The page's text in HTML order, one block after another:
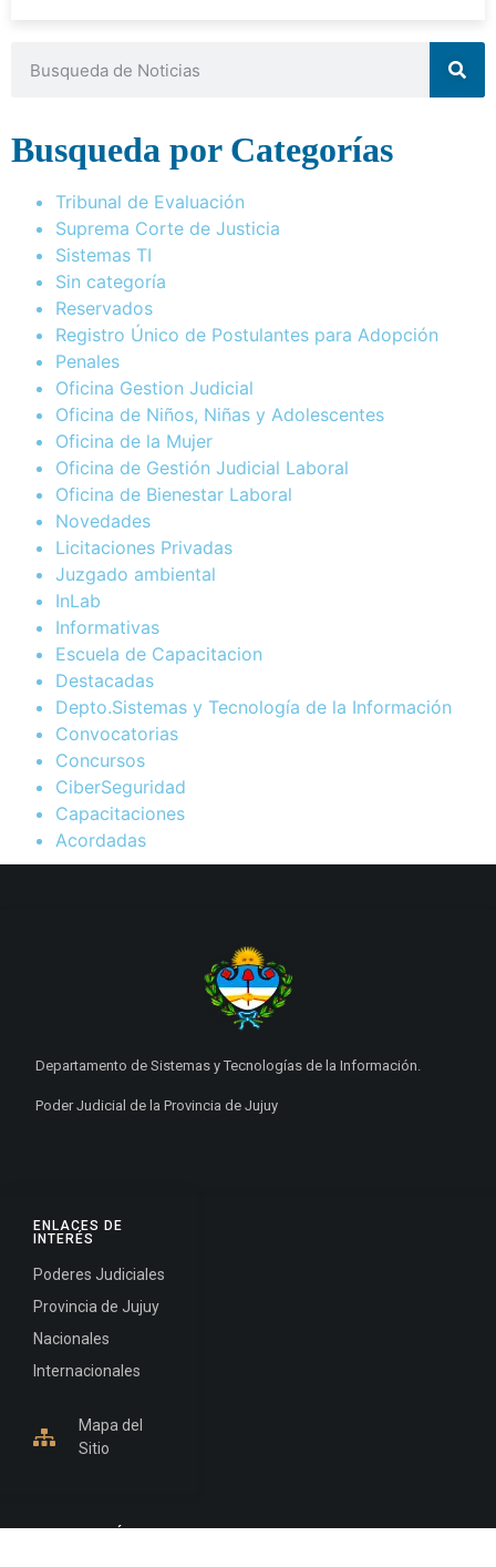
Busqueda por Categorías
Tribunal de Evaluación
Suprema Corte de Justicia
Sistemas TI
Sin categoría
Reservados
Registro Único de Postulantes para Adopción
Penales
Oficina Gestion Judicial
Oficina de Niños, Niñas y Adolescentes
Oficina de la Mujer
Oficina de Gestión Judicial Laboral
Oficina de Bienestar Laboral
Novedades
Licitaciones Privadas
Juzgado ambiental
InLab
Informativas
Escuela de Capacitacion
Destacadas
Depto.Sistemas y Tecnología de la Información
Convocatorias
Concursos
CiberSeguridad
Capacitaciones
Acordadas
INFORMACIÓN DE CONTACTO
ENLACES DE
INTERÉS
Poderes Judiciales
Provincia de Jujuy
Nacionales
Internacionales
Mapa del
Sitio
Departamento de Sistemas y Tecnologías de la Información.
Poder Judicial de la Provincia de Jujuy